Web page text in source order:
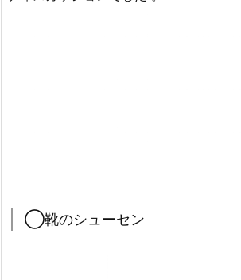
◯靴のシューセン